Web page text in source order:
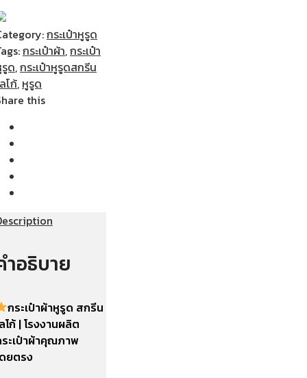
กระเป๋าหูรูด
กระเป๋าผ้า,กระเป๋า
ด,กระเป๋าหูรูดสกรีน
โก้, หูรูด
this
ำอธิบาย
กระเป๋าผ้าหูรูด สกรีน
โก้ | โรงงานผลิต
ะเป๋าผ้าคุณภาพ
ยตรง